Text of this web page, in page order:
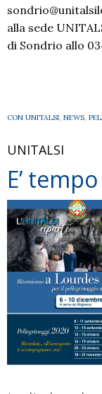
alla sede
di Sondrio allo
CON UNITALSI, NEWS,
UNITALSI
E’